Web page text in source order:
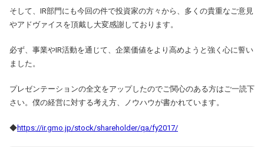
そして、IR部門にも今回の件で投資家の方々から、多くの貴重なご意見
やアドヴァイスを頂戴し大変感謝しております。
必ず、事業やIR活動を通じて、企業価値をより高めようと強く心に誓い
ました。
プレゼンテーションの全文をアップしたのでご関心のある方はご一読下
さい。僕の経営に対する考え方、ノウハウが書かれています。
◆https://ir.gmo.jp/stock/shareholder/qa/fy2017/